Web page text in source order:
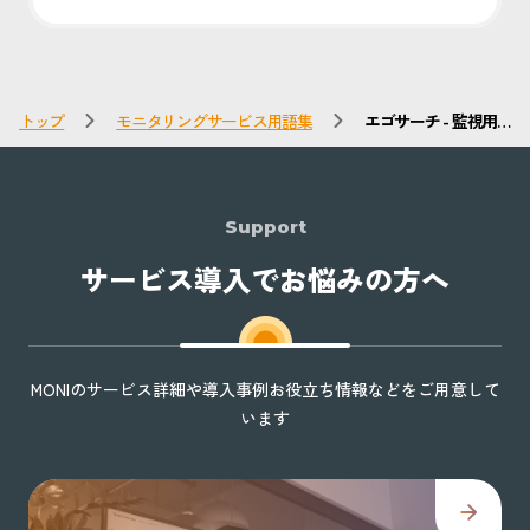
トップ モニタリングサービス用語集 エゴサーチ - 監視用
語集 - インターネッ
トモニタリングや
Support
サービス導入でお悩みの方へ
MONIのサービス詳細や導入事例お役立ち情報などをご用意して
います